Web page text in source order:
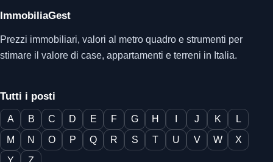
ImmobiliaGest
Prezzi immobiliari, valori al metro quadro e strumenti per
stimare il valore di case, appartamenti e terreni in Italia.
Tutti i posti
A B C D E F G H J K
L
M
N O P Q R S T U V W
X